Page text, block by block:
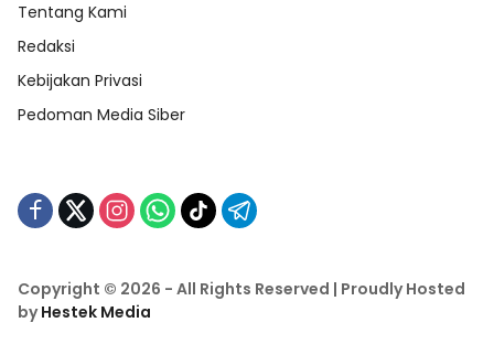
Tentang Kami
Redaksi
Kebijakan Privasi
Pedoman Media Siber
Copyright © 2026 - All Rights Reserved | Proudly Hosted
byHestek Media